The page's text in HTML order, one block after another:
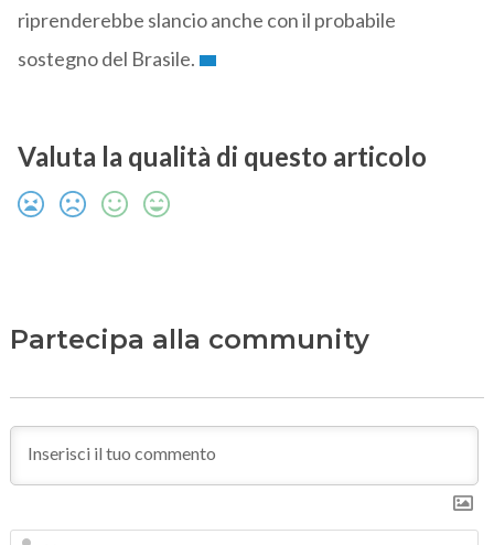
riprenderebbe slancio anche con il probabile
sostegno del Brasile.
Valuta la qualità di questo articolo
Partecipa alla community